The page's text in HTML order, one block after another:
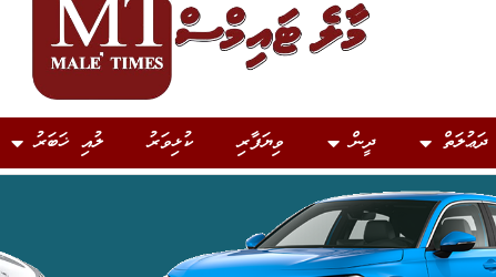
ދަޢުލަތް ދީން ވިޔަފާރި ކުޅިވަރު ލުއި ޚަބަރު